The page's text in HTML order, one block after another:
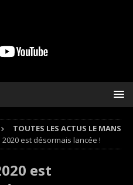
TOUTES LES ACTUS LE MANS
2020 est désormais lancée !
est